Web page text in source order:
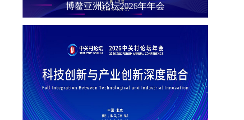
博鳌亚洲论坛2026年年会